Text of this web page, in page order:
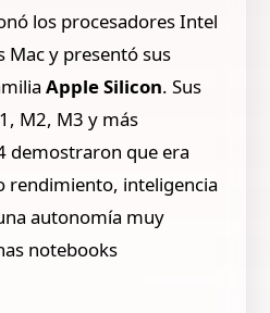
los procesadores Intel
Mac y presentó sus
Apple Silicon. Sus
M2, M3 y más
demostraron que era
rendimiento, inteligencia
autonomía muy
notebooks